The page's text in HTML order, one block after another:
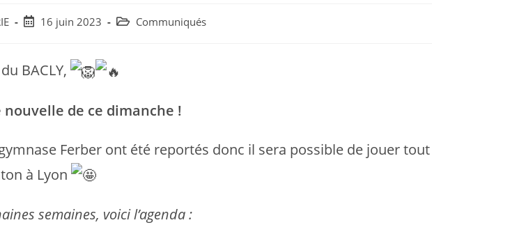
Post16 juin 2023
Post Communiqués
BACLY,
nouvelle de ce dimanche !
Ferber ont été reportés donc il sera possible de jouer tout
à Lyon
semaines, voici l’agenda :